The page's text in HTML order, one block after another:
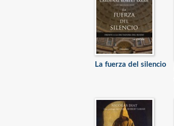
La fuerza del silencio